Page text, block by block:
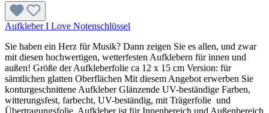
Aufkleber I Love Notenschlüssel
Sie haben ein Herz für Musik? Dann zeigen Sie es allen, und zwar
mit diesen hochwertigen, wetterfesten Aufklebern für innen und
außen! Größe der Aufkleberfolie ca 12 x 15 cm Version: für
sämtlichen glatten Oberflächen Mit diesem Angebot erwerben Sie
konturgeschnittene Aufkleber Glänzende UV-beständige Farben,
witterungsfest, farbecht, UV-beständig, mit Trägerfolie und
Übertragungsfolie. Aufkleber ist für Innenbereich und Außenbereich